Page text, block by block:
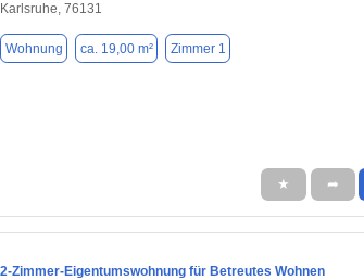
Karlsruhe, 76131
Wohnung ca. 19,00 m² Zimmer 1
★ ➦
2-Zimmer-Eigentumswohnung für Betreutes Wohnen